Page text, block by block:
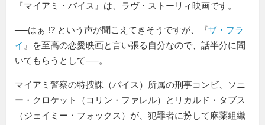
『マイアミ・バイス』は、ラヴ・ストーリィ映画です。
──はぁ !? という声が聞こえてきそうですが、『ザ・フラ
イ 』を至高の恋愛映画と言い張る自分なので、話半分に聞
いてもらうとして──。
マイアミ警察の特捜課（バイス）所属の刑事コンビ、ソニ
ー・クロケット（コリン・ファレル）とリカルド・タブス
（ジェイミー・フォックス）が、犯罪者に扮して麻薬組織